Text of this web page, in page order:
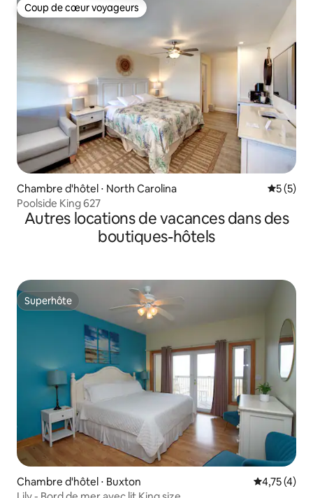
Coup de cœur voyageurs
Coup de cœur voyageurs
Chambre d'hôtel ⋅ North Carolina
5 (5)
Poolside King 627
Autres locations de vacances dans des
boutiques-hôtels
Superhôte
Superhôte
Chambre d'hôtel ⋅ Buxton Évaluation
4,75 (4)